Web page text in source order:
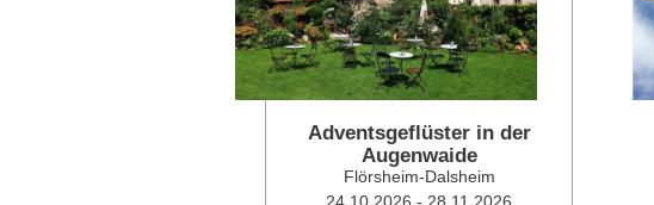
Adventsgeflüster in der
Augenwaide
Flörsheim-Dalsheim